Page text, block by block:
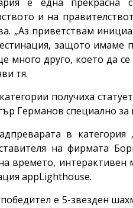
и на
„Аз приветствам
защото имаме
много друго, което да
тя.
получиха
Германов специално за
в
на фирмата
времето,
appLighthouse.
е 5-звезден